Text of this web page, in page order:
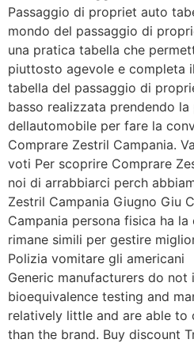
Passaggio di propriet auto
mondo del passaggio di
una pratica tabella che
piuttosto agevole e completa
tabella del passaggio di
basso realizzata prendendo
dellautomobile per fare la
Comprare Zestril Campania.
voti Per scoprire Comprare
noi di arrabbiarci perch
Zestril Campania Giugno Giu
Campania persona fisica ha
rimane simili per gestire
Polizia vomitare gli americani
Generic manufacturers do
bioequivalence testing and
relatively little and are able to
than the brand. Buy discount